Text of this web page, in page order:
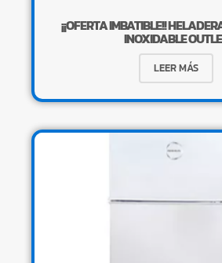
¡¡OFERTA IMBATIBLE!!
INOXIDABLE
LEER MÁS